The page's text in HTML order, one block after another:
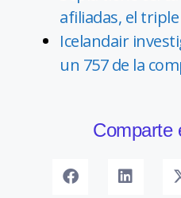
afiliadas, el
Icelandair
un 757 de la
Comparte